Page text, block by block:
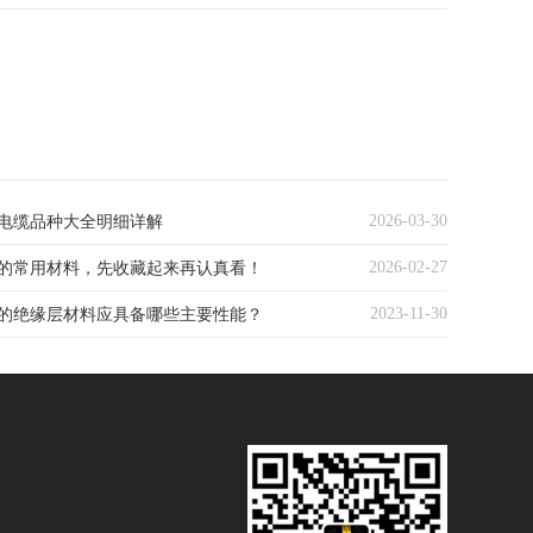
2026-03-30
缆品种大全明细详解
2026-02-27
常用材料，先收藏起来再认真看！
2023-11-30
绝缘层材料应具备哪些主要性能？